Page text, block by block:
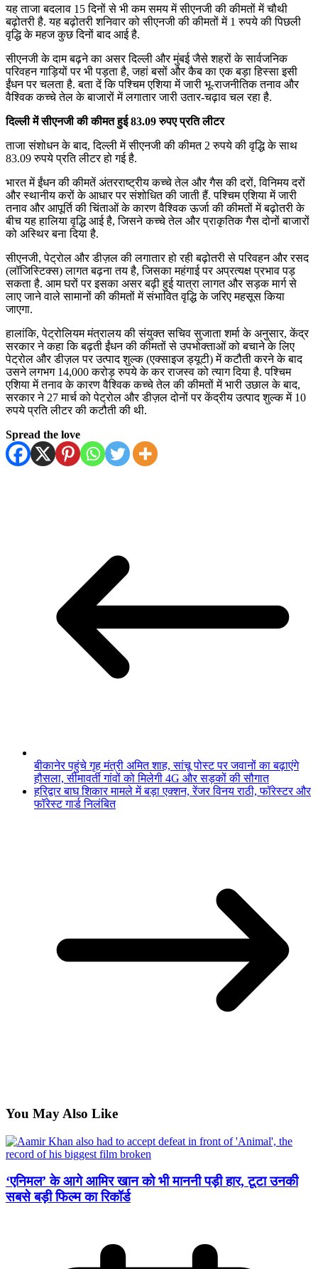
यह ताजा बदलाव 15 दिनों से भी कम समय में सीएनजी की कीमतों में चौथी
बढ़ोतरी है. यह बढ़ोतरी शनिवार को सीएनजी की कीमतों में 1 रुपये की पिछली
वृद्धि के महज कुछ दिनों बाद आई है.
सीएनजी के दाम बढ़ने का असर दिल्ली और मुंबई जैसे शहरों के सार्वजनिक
परिवहन गाड़ियों पर भी पड़ता है, जहां बसों और कैब का एक बड़ा हिस्सा इसी
ईंधन पर चलता है. बता दें कि पश्चिम एशिया में जारी भू-राजनीतिक तनाव और
वैश्विक कच्चे तेल के बाजारों में लगातार जारी उतार-चढ़ाव चल रहा है.
दिल्ली में सीएनजी की कीमत हुई 83.09 रुपए प्रति लीटर
ताजा संशोधन के बाद, दिल्ली में सीएनजी की कीमत 2 रुपये की वृद्धि के साथ
83.09 रुपये प्रति लीटर हो गई है.
भारत में ईंधन की कीमतें अंतरराष्ट्रीय कच्चे तेल और गैस की दरों, विनिमय दरों
और स्थानीय करों के आधार पर संशोधित की जाती हैं. पश्चिम एशिया में जारी
तनाव और आपूर्ति की चिंताओं के कारण वैश्विक ऊर्जा की कीमतों में बढ़ोतरी के
बीच यह हालिया वृद्धि आई है, जिसने कच्चे तेल और प्राकृतिक गैस दोनों बाजारों
को अस्थिर बना दिया है.
सीएनजी, पेट्रोल और डीज़ल की लगातार हो रही बढ़ोतरी से परिवहन और रसद
(लॉजिस्टिक्स) लागत बढ़ना तय है, जिसका महंगाई पर अप्रत्यक्ष प्रभाव पड़
सकता है. आम घरों पर इसका असर बढ़ी हुई यात्रा लागत और सड़क मार्ग से
लाए जाने वाले सामानों की कीमतों में संभावित वृद्धि के जरिए महसूस किया
जाएगा.
हालांकि, पेट्रोलियम मंत्रालय की संयुक्त सचिव सुजाता शर्मा के अनुसार, केंद्र
सरकार ने कहा कि बढ़ती ईंधन की कीमतों से उपभोक्ताओं को बचाने के लिए
पेट्रोल और डीज़ल पर उत्पाद शुल्क (एक्साइज ड्यूटी) में कटौती करने के बाद
उसने लगभग 14,000 करोड़ रुपये के कर राजस्व को त्याग दिया है. पश्चिम
एशिया में तनाव के कारण वैश्विक कच्चे तेल की कीमतों में भारी उछाल के बाद,
सरकार ने 27 मार्च को पेट्रोल और डीज़ल दोनों पर केंद्रीय उत्पाद शुल्क में 10
रुपये प्रति लीटर की कटौती की थी.
Spread the love
बीकानेर पहुंचे गृह मंत्री अमित शाह, सांचू पोस्ट पर जवानों का बढ़ाएंगे
हौसला, सीमावर्ती गांवों को मिलेगी 4G और सड़कों की सौगात
हरिद्वार बाघ शिकार मामले में बड़ा एक्शन, रेंजर विनय राठी, फॉरेस्टर और
फॉरेस्ट गार्ड निलंबित
You May Also Like
‘एनिमल’ के आगे आमिर खान को भी माननी पड़ी हार, टूटा उनकी
सबसे बड़ी फिल्म का रिकॉर्ड